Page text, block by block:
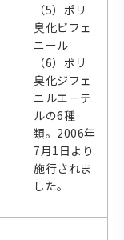
（5）ポリ
臭化ビフェ
ニール
（6）ポリ
臭化ジフェ
ニルエーテ
ルの6種
類。2006年
7月1日より
施行されま
した。